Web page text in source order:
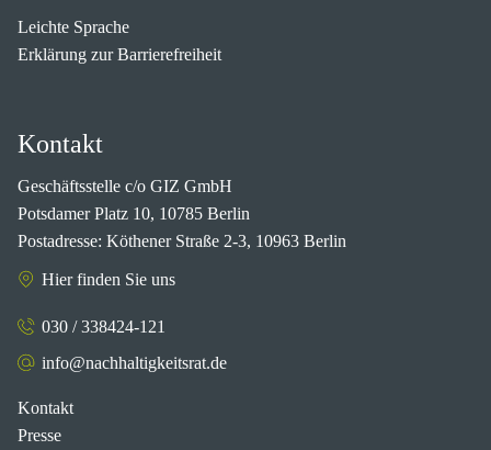
Leichte Sprache
Erklärung zur Barrierefreiheit
Kontakt
Geschäftsstelle c/o GIZ GmbH
Potsdamer Platz 10, 10785 Berlin
Postadresse: Köthener Straße 2-3, 10963 Berlin
Hier finden Sie uns
030 / 338424-121
info@nachhaltigkeitsrat.de
Kontakt
Presse